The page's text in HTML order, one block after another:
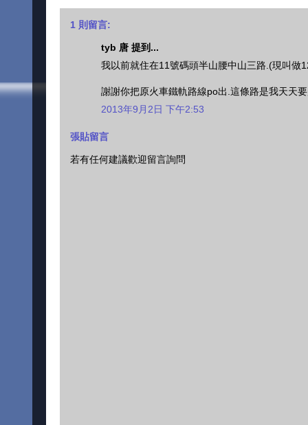
1 則留言:
tyb 唐 提到...
我以前就住在11號碼頭半山腰中山三路.(現叫做
謝謝你把原火車鐵軌路線po出.這條路是我天天要
2013年9月2日 下午2:53
張貼留言
若有任何建議歡迎留言詢問